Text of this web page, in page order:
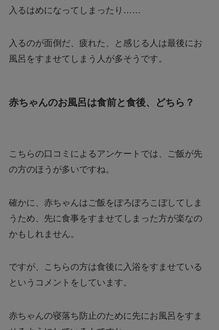
入るはめになってしまったり……
入るのが面倒だ、疲れた、と感じる人は最後にお
風呂をすませてしまう人が多そうです。
赤ちゃんのお風呂は食前と食後、どちら？
こちらの口コミによるアンケートでは、ご飯が先
の方のほうが多いですね。
確かに、赤ちゃんはご飯をぽろぽろこぼしてしま
うため、先に食事をすませてしまった方が楽なの
かもしれません。
ですが、こちらの方は食後に入浴をすませている
というコメントをしています。
赤ちゃんの寝落ち防止のために先にお風呂をすま